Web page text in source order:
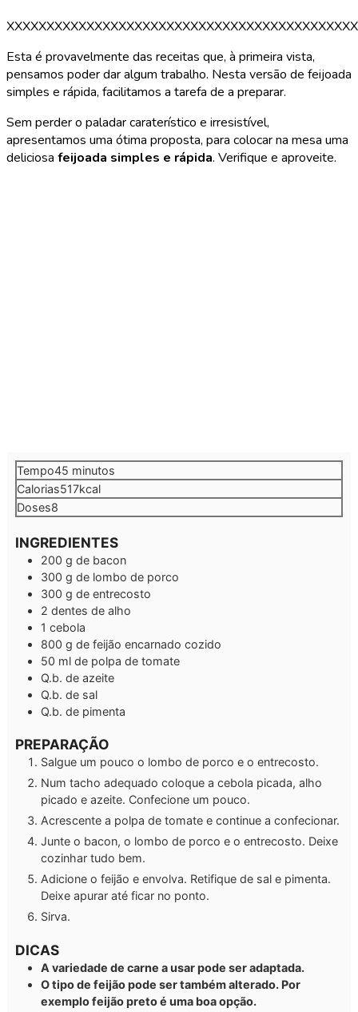
Esta é provavelmente das receitas que, à primeira vista,
pensamos poder dar algum trabalho. Nesta versão de feijoada
simples e rápida, facilitamos a tarefa de a preparar.
Sem perder o paladar caraterístico e irresistível,
apresentamos uma ótima proposta, para colocar na mesa uma
deliciosa feijoada simples e rápida. Verifique e aproveite.
Tempo45 minutos
minutos
Calorias517kcal
Doses8
INGREDIENTES
200 g de bacon
300 g de lombo de porco
300 g de entrecosto
2 dentes de alho
1 cebola
800 g de feijão encarnado cozido
50 ml de polpa de tomate
Q.b. de azeite
Q.b. de sal
Q.b. de pimenta
PREPARAÇÃO
Salgue um pouco o lombo de porco e o entrecosto.
Num tacho adequado coloque a cebola picada, alho
picado e azeite. Confecione um pouco.
Acrescente a polpa de tomate e continue a confecionar.
Junte o bacon, o lombo de porco e o entrecosto. Deixe
cozinhar tudo bem.
Adicione o feijão e envolva. Retifique de sal e pimenta.
Deixe apurar até ficar no ponto.
Sirva.
DICAS
A variedade de carne a usar pode ser adaptada.
O tipo de feijão pode ser também alterado. Por
exemplo feijão preto é uma boa opção.